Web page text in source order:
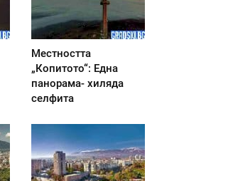
Местността
„Копитото“: Една
панорама- хиляда
селфита